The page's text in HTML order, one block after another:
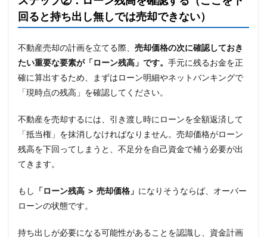
回ると持ち出し無しでは売却できない）
不動産売却の計画を立てる際、 売却価格の次に確認しておき
たい重要な要素が「ローン残高」です。 手元に残るお金を正
確に算出するため、まずはローン明細やネットバンキングで
「現時点の残高」を確認してください。
不動産を売却するには、引き渡し時にローンを全額返済して
「抵当権」を抹消しなければなりません。売却価格がローン
残高を下回ってしまうと、不足分を自己資金で補う必要が出
てきます。
もし 「ローン残高 ＞ 売却価格」 になりそうならば、オーバー
ローンの状態です。
持ち出しが必要になる可能性があることを認識し、資金計画